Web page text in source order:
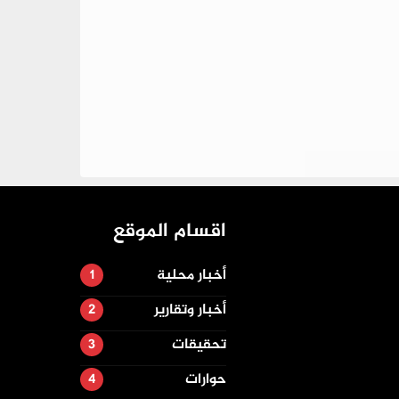
اقسام الموقع
أخبار محلية
أخبار وتقارير
تحقيقات
حوارات